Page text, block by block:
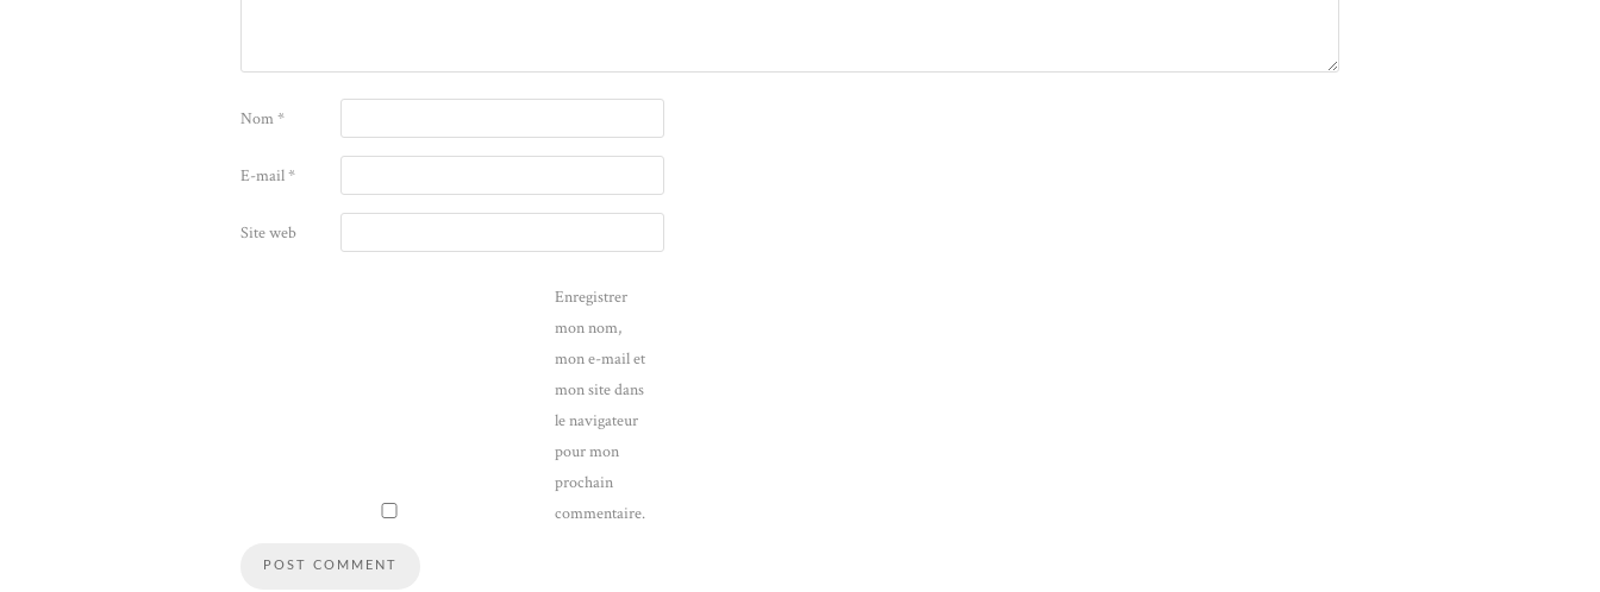
Nom*
E-mail*
Site web
Enregistrer
mon nom,
mon e-mail et
mon site dans
le navigateur
pour mon
prochain
commentaire.